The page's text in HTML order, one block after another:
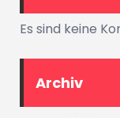
Es sind keine
Archiv